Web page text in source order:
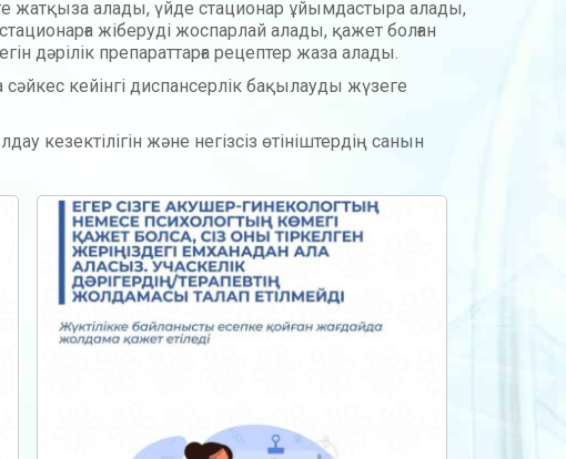
жатқыза алады, үйде стационар ұйымдастыра алады,
жіберуді жоспарлай алады, қажет болған
дәрілік препараттарға рецептер жаза алады.
кейінгі диспансерлік бақылауды жүзеге
кезектілігін және негізсіз өтініштердің санын